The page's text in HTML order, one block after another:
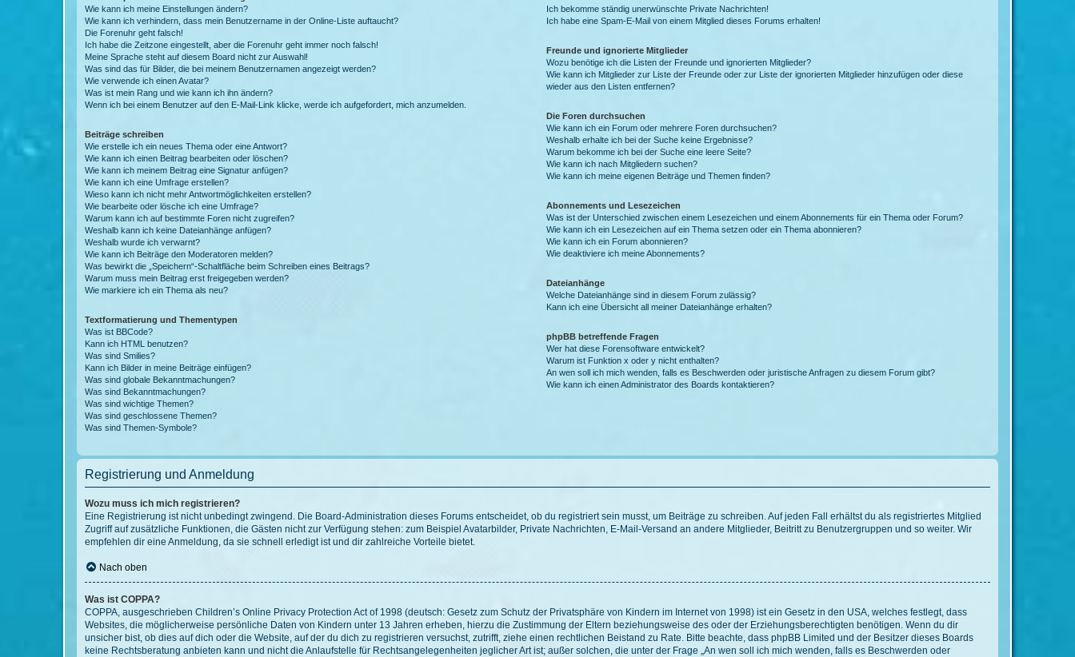
Wie kann ich meine Einstellungen ändern?
Wie kann ich verhindern, dass mein Benutzername in der Online-Liste auftaucht?
Die Forenuhr geht falsch!
Ich habe die Zeitzone eingestellt, aber die Forenuhr geht immer noch falsch!
Meine Sprache steht auf diesem Board nicht zur Auswahl!
Was sind das für Bilder, die bei meinem Benutzernamen angezeigt werden?
Wie verwende ich einen Avatar?
Was ist mein Rang und wie kann ich ihn ändern?
Wenn ich bei einem Benutzer auf den E-Mail-Link klicke, werde ich aufgefordert, mich anzumelden.
Beiträge schreiben
Wie erstelle ich ein neues Thema oder eine Antwort?
Wie kann ich einen Beitrag bearbeiten oder löschen?
Wie kann ich meinem Beitrag eine Signatur anfügen?
Wie kann ich eine Umfrage erstellen?
Wieso kann ich nicht mehr Antwortmöglichkeiten erstellen?
Wie bearbeite oder lösche ich eine Umfrage?
Warum kann ich auf bestimmte Foren nicht zugreifen?
Weshalb kann ich keine Dateianhänge anfügen?
Weshalb wurde ich verwarnt?
Wie kann ich Beiträge den Moderatoren melden?
Was bewirkt die „Speichern“-Schaltfläche beim Schreiben eines Beitrags?
Warum muss mein Beitrag erst freigegeben werden?
Wie markiere ich ein Thema als neu?
Textformatierung und Thementypen
Was ist BBCode?
Kann ich HTML benutzen?
Was sind Smilies?
Kann ich Bilder in meine Beiträge einfügen?
Was sind globale Bekanntmachungen?
Was sind Bekanntmachungen?
Was sind wichtige Themen?
Was sind geschlossene Themen?
Was sind Themen-Symbole?
Ich bekomme ständig unerwünschte Private Nachrichten!
Ich habe eine Spam-E-Mail von einem Mitglied dieses Forums erhalten!
Freunde und ignorierte Mitglieder
Wozu benötige ich die Listen der Freunde und ignorierten Mitglieder?
Wie kann ich Mitglieder zur Liste der Freunde oder zur Liste der ignorierten Mitglieder hinzufügen oder diese
wieder aus den Listen entfernen?
Die Foren durchsuchen
Wie kann ich ein Forum oder mehrere Foren durchsuchen?
Weshalb erhalte ich bei der Suche keine Ergebnisse?
Warum bekomme ich bei der Suche eine leere Seite?
Wie kann ich nach Mitgliedern suchen?
Wie kann ich meine eigenen Beiträge und Themen finden?
Abonnements und Lesezeichen
Was ist der Unterschied zwischen einem Lesezeichen und einem Abonnements für ein Thema oder Forum?
Wie kann ich ein Lesezeichen auf ein Thema setzen oder ein Thema abonnieren?
Wie kann ich ein Forum abonnieren?
Wie deaktiviere ich meine Abonnements?
Dateianhänge
Welche Dateianhänge sind in diesem Forum zulässig?
Kann ich eine Übersicht all meiner Dateianhänge erhalten?
phpBB betreffende Fragen
Wer hat diese Forensoftware entwickelt?
Warum ist Funktion x oder y nicht enthalten?
An wen soll ich mich wenden, falls es Beschwerden oder juristische Anfragen zu diesem Forum gibt?
Wie kann ich einen Administrator des Boards kontaktieren?
Registrierung und Anmeldung
Wozu muss ich mich registrieren?
Eine Registrierung ist nicht unbedingt zwingend. Die Board-Administration dieses Forums entscheidet, ob du registriert sein musst, um Beiträge zu schreiben. Auf jeden Fall erhältst du als registriertes Mitglied
Zugriff auf zusätzliche Funktionen, die Gästen nicht zur Verfügung stehen: zum Beispiel Avatarbilder, Private Nachrichten, E-Mail-Versand an andere Mitglieder, Beitritt zu Benutzergruppen und so weiter. Wir
empfehlen dir eine Anmeldung, da sie schnell erledigt ist und dir zahlreiche Vorteile bietet.
Nach oben
Was ist COPPA?
COPPA, ausgeschrieben Children’s Online Privacy Protection Act of 1998 (deutsch: Gesetz zum Schutz der Privatsphäre von Kindern im Internet von 1998) ist ein Gesetz in den USA, welches festlegt, dass
Websites, die möglicherweise persönliche Daten von Kindern unter 13 Jahren erheben, hierzu die Zustimmung der Eltern beziehungsweise des oder der Erziehungsberechtigten benötigen. Wenn du dir
unsicher bist, ob dies auf dich oder die Website, auf der du dich zu registrieren versuchst, zutrifft, ziehe einen rechtlichen Beistand zu Rate. Bitte beachte, dass phpBB Limited und der Besitzer dieses Boards
keine Rechtsberatung anbieten kann und nicht die Anlaufstelle für Rechtsangelegenheiten jeglicher Art ist; außer solchen, die unter der Frage „An wen soll ich mich wenden, falls es Beschwerden oder